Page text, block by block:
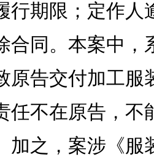
行期限；定作人
合同。本案中，
原告交付加工服
任不在原告，不
加之，案涉《服